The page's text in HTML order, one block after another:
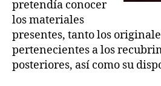
pretendía conocer
los materiales
presentes, tanto los
pertenecientes a los
posteriores, así como su